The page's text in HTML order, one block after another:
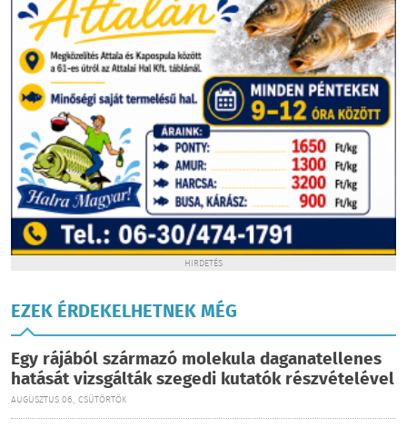
HIRDETÉS
EZEK ÉRDEKELHETNEK MÉG
Egy rájából származó molekula daganatellenes
hatását vizsgálták szegedi kutatók részvételével
AUGUSZTUS 06., CSÜTÖRTÖK